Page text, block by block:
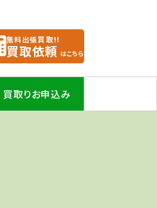
無料出張買取!!
買取依頼 はこちら
買取りお申込み